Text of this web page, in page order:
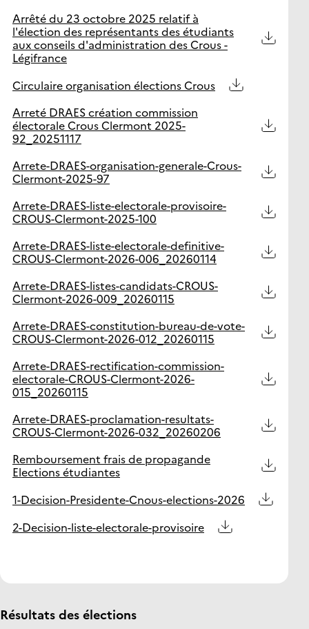
Arrêté du 23 octobre 2025 relatif à
l'élection des représentants des étudiants
aux conseils d'administration des Crous -
Légifrance
Circulaire organisation élections Crous
Arreté DRAES création commission
électorale Crous Clermont 2025-
92_20251117
Arrete-DRAES-organisation-generale-Crous-
Clermont-2025-97
Arrete-DRAES-liste-electorale-provisoire-
CROUS-Clermont-2025-100
Arrete-DRAES-liste-electorale-definitive-
CROUS-Clermont-2026-006_20260114
Arrete-DRAES-listes-candidats-CROUS-
Clermont-2026-009_20260115
Arrete-DRAES-constitution-bureau-de-vote-
CROUS-Clermont-2026-012_20260115
Arrete-DRAES-rectification-commission-
electorale-CROUS-Clermont-2026-
015_20260115
Arrete-DRAES-proclamation-resultats-
CROUS-Clermont-2026-032_20260206
Remboursement frais de propagande
Elections étudiantes
1-Decision-Presidente-Cnous-elections-2026
2-Decision-liste-electorale-provisoire
Résultats des élections